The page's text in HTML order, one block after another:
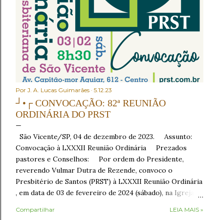
Por J. A. Lucas Guimarães 5.12.23
┘•┌ CONVOCAÇÃO: 82ª REUNIÃO
ORDINÁRIA DO PRST
São Vicente/SP, 04 de dezembro de 2023. Assunto:
Convocação à LXXXII Reunião Ordinária Prezados
pastores e Conselhos: Por ordem do Presidente,
reverendo Vulmar Dutra de Rezende, convoco o
Presbitério de Santos (PRST) à LXXXII Reunião Ordinária
, em data de 03 de fevereiro de 2024 (sábado), na Igreja
Aguiar, nº 612, Centro, São Vicente/SP, como segue: •
Compartilhar LEIA MAIS »